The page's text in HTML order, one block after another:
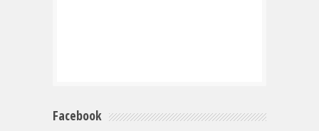
Facebook